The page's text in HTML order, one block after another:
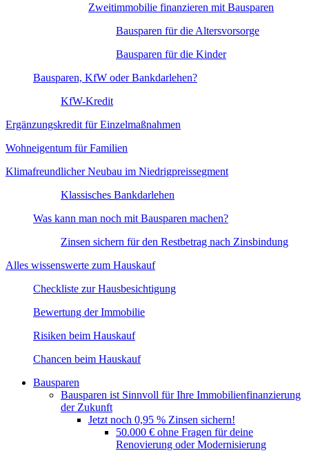
Zweitimmobilie finanzieren mit Bausparen
Bausparen für die Altersvorsorge
Bausparen für die Kinder
Bausparen, KfW oder Bankdarlehen?
KfW-Kredit
Ergänzungskredit für Einzelmaßnahmen
Wohneigentum für Familien
Klimafreundlicher Neubau im Niedrigpreissegment
Klassisches Bankdarlehen
Was kann man noch mit Bausparen machen?
Zinsen sichern für den Restbetrag nach Zinsbindung
Alles wissenswerte zum Hauskauf
Checkliste zur Hausbesichtigung
Bewertung der Immobilie
Risiken beim Hauskauf
Chancen beim Hauskauf
Bausparen
Bausparen ist Sinnvoll für Ihre Immobilienfinanzierung
der Zukunft
Jetzt noch 0,95 % Zinsen sichern!
50.000 € ohne Fragen für deine
Renovierung oder Modernisierung​